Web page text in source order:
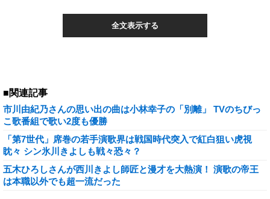
全文表示する
■関連記事
市川由紀乃さんの思い出の曲は小林幸子の「別離」 TVのちびっ
こ歌番組で歌い2度も優勝
「第7世代」席巻の若手演歌界は戦国時代突入で紅白狙い虎視
眈々 シン氷川きよしも戦々恐々？
五木ひろしさんが西川きよし師匠と漫才を大熱演！ 演歌の帝王
は本職以外でも超一流だった